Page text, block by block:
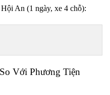
An (1 ngày, xe 4 chỗ):
Với Phương Tiện